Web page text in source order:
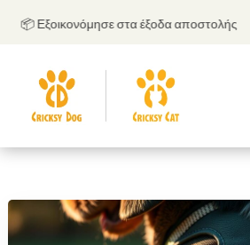
Εξοικονόμησε στα έξοδα αποστολής